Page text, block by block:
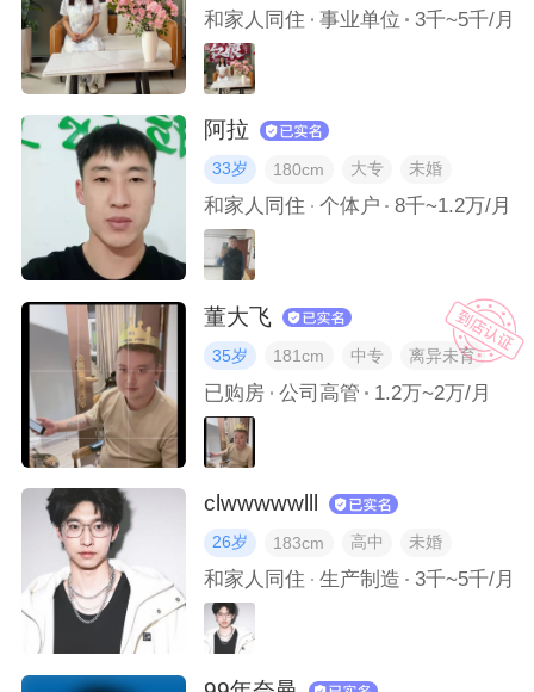
你认为两个人在一起最重要的是什么？
我拍过哪些好看的旅行照？
我坚持到现在的爱好是什么？
生活和工作中我最擅长处理哪些事情？
和家人同住 事业单位 3千~5千/月
阿拉
33岁 180cm 大专 未婚
和家人同住 个体户 8千~1.2万/月
董大飞
35岁 181cm 中专 离异未育
已购房 公司高管 1.2万~2万/月
clwwwwwlll
26岁 183cm 高中 未婚
和家人同住 生产制造 3千~5千/月